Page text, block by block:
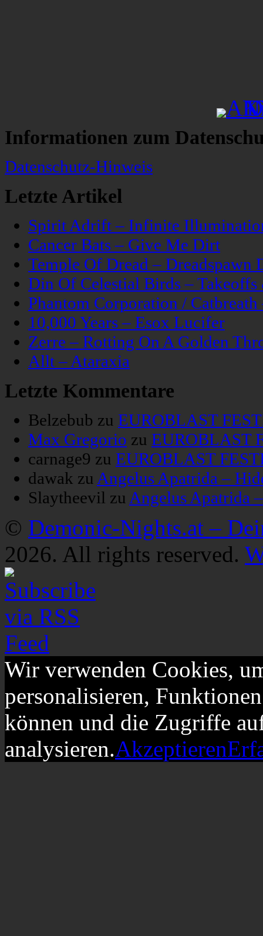
Informationen zum
Datenschutz-Hinweis
Letzte Artikel
Spirit Adrift – Infinite
Cancer Bats – Give Me Dirt
Temple Of Dread – Dreadspawn
Din Of Celestial Birds –
Phantom Corporation /
10,000 Years – Esox Lucifer
Zerre – Rotting On A Golden
Allt – Ataraxia
Letzte Kommentare
Belzebub zu EUROBLAST
Max Gregorio zu EUROBLAST
carnage9 zu EUROBLAST
dawak zu Angelus Apatrida –
Slaytheevil zu Angelus Apatrida
© Demonic-Nights.at –
2026. All rights reserved.
Wir verwenden Cookies,
personalisieren,
können und die Zugriffe
analysieren.Akzeptieren